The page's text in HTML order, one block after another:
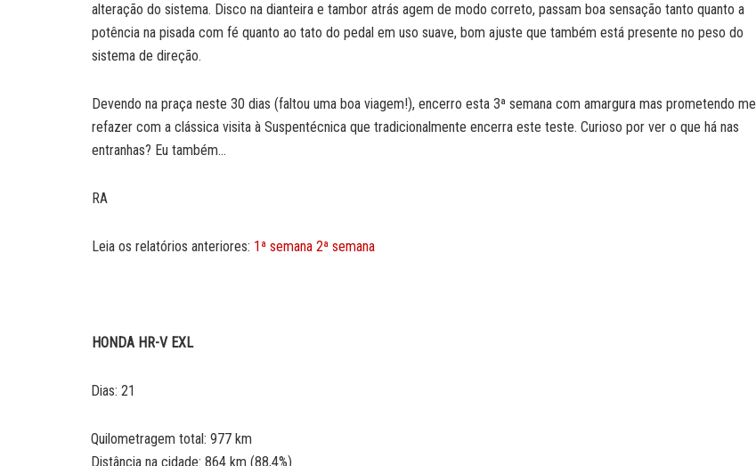
alteração do sistema. Disco na dianteira e tambor atrás agem de modo correto, passam boa sensação tanto quanto a
potência na pisada com fé quanto ao tato do pedal em uso suave, bom ajuste que também está presente no peso do
sistema de direção.
Devendo na praça neste 30 dias (faltou uma boa viagem!), encerro esta 3ª semana com amargura mas prometendo me
refazer com a clássica visita à Suspentécnica que tradicionalmente encerra este teste. Curioso por ver o que há nas
entranhas? Eu também…
RA
Leia os relatórios anteriores: 1ª semana 2ª semana
HONDA HR-V EXL
Dias: 21
Quilometragem total: 977 km
Distância na cidade: 864 km (88,4%)